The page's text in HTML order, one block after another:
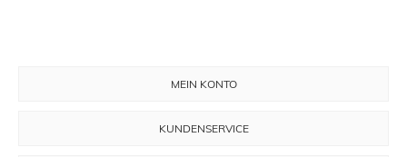
MEIN KONTO
KUNDENSERVICE